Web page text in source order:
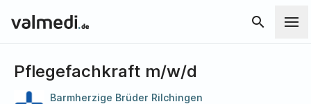
search
Pflegefachkraft m/w/d
Barmherzige Brüder Rilchingen